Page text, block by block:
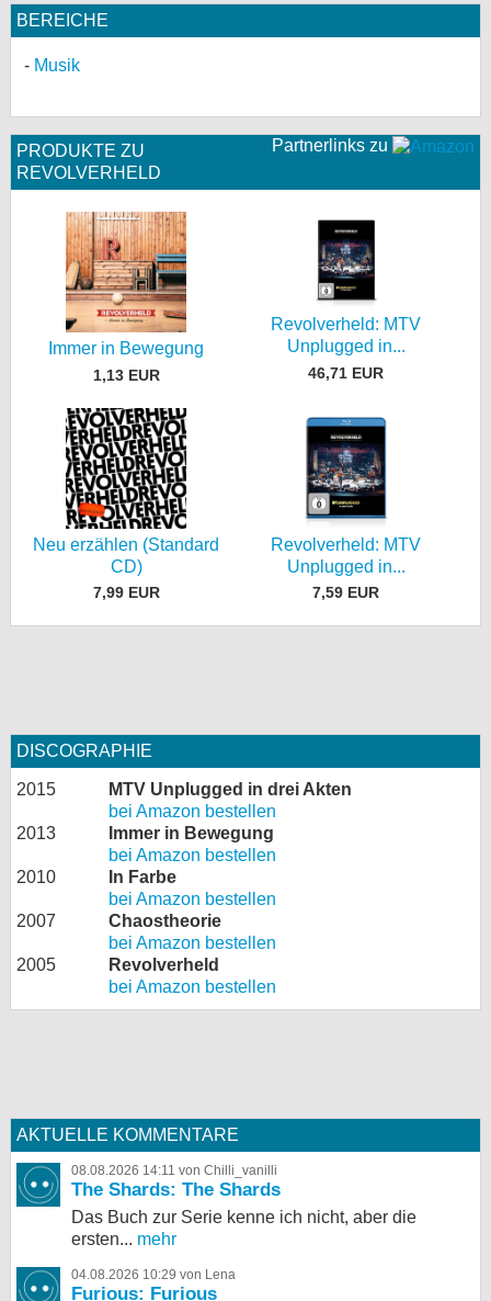
BEREICHE
Musik
Partnerlinks zu
PRODUKTE ZU
REVOLVERHELD
Immer in Bewegung
1,13 EUR
Revolverheld: MTV
Unplugged in...
46,71 EUR
Neu erzählen (Standard
CD)
7,99 EUR
Revolverheld: MTV
Unplugged in...
7,59 EUR
DISCOGRAPHIE
2015
MTV Unplugged in drei Akten
bei Amazon bestellen
2013
Immer in Bewegung
bei Amazon bestellen
2010
In Farbe
bei Amazon bestellen
2007
Chaostheorie
bei Amazon bestellen
2005
Revolverheld
bei Amazon bestellen
AKTUELLE KOMMENTARE
08.08.2026 14:11 von Chilli_vanilli
The Shards: The Shards
Das Buch zur Serie kenne ich nicht, aber die
ersten... mehr
04.08.2026 10:29 von Lena
Furious: Furious